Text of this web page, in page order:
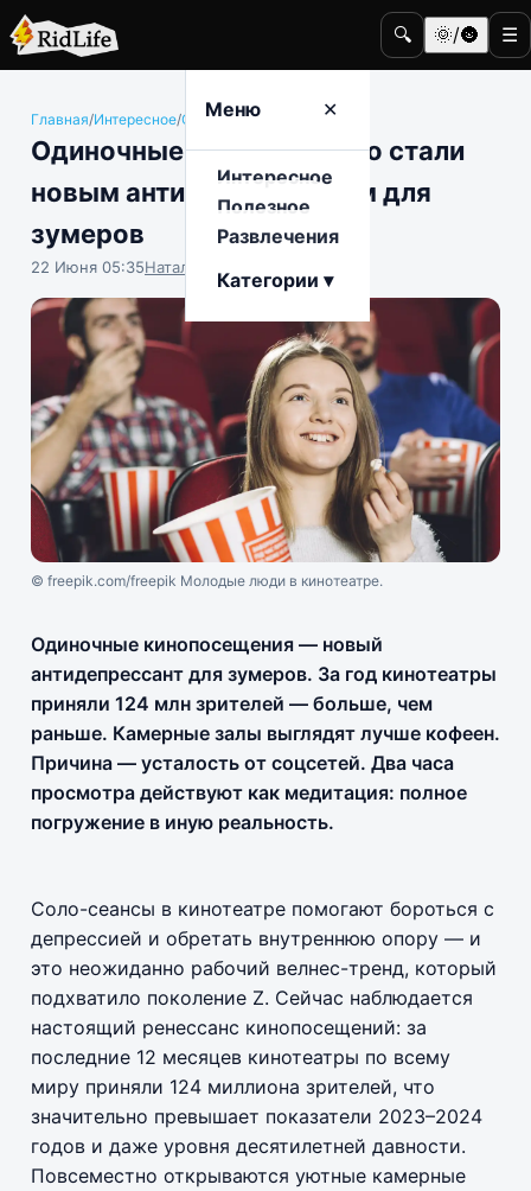
🔍 🌞/🌚 ☰
Меню ✕
Интересное
Полезное
Развлечения
Категории ▾
Главная/Интересное/Общество
Одиночные походы в кино стали
новым антидепрессантом для
зумеров
22 Июня 05:35Наталья Герасимова
© freepik.com/freepik Молодые люди в кинотеатре.
Одиночные кинопосещения — новый
антидепрессант для зумеров. За год кинотеатры
приняли 124 млн зрителей — больше, чем
раньше. Камерные залы выглядят лучше кофеен.
Причина — усталость от соцсетей. Два часа
просмотра действуют как медитация: полное
погружение в иную реальность.
Соло-сеансы в кинотеатре помогают бороться с
депрессией и обретать внутреннюю опору — и
это неожиданно рабочий велнес-тренд, который
подхватило поколение Z. Сейчас наблюдается
настоящий ренессанс кинопосещений: за
последние 12 месяцев кинотеатры по всему
миру приняли 124 миллиона зрителей, что
значительно превышает показатели 2023–2024
годов и даже уровня десятилетней давности.
Повсеместно открываются уютные камерные